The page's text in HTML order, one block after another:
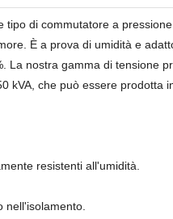
di commutatore a
È a prova di umidità e
nostra gamma di tensione
che può essere prodotta
resistenti all'umidità.
nell'isolamento.